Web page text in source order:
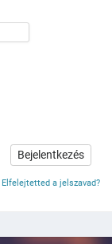
Elfelejtetted a jelszavad?